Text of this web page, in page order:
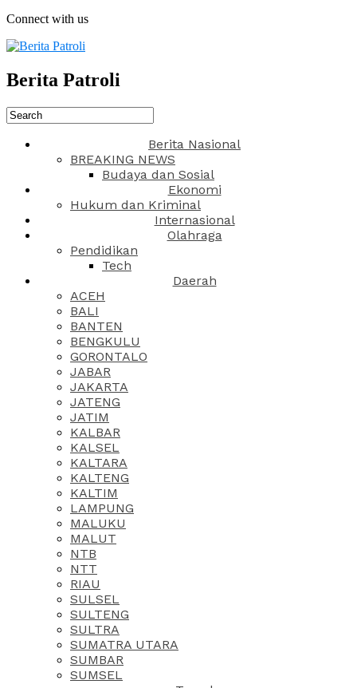
Connect with us
Berita Patroli
Berita Nasional
BREAKING NEWS
Budaya dan Sosial
Ekonomi
Hukum dan Kriminal
Internasional
Olahraga
Pendidikan
Tech
Daerah
ACEH
BALI
BANTEN
BENGKULU
GORONTALO
JABAR
JAKARTA
JATENG
JATIM
KALBAR
KALSEL
KALTARA
KALTENG
KALTIM
LAMPUNG
MALUKU
MALUT
NTB
NTT
RIAU
SULSEL
SULTENG
SULTRA
SUMATRA UTARA
SUMBAR
SUMSEL